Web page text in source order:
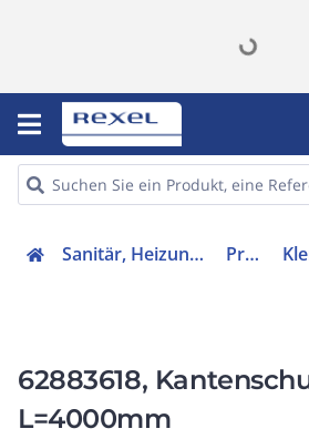
Sanitär, Heizung, Klima Profile
62883618,
L=4000mm